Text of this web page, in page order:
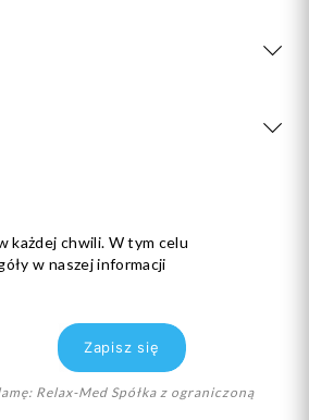
każdej chwili. W tym celu
w naszej informacji
Relax-Med Spółka z ograniczoną